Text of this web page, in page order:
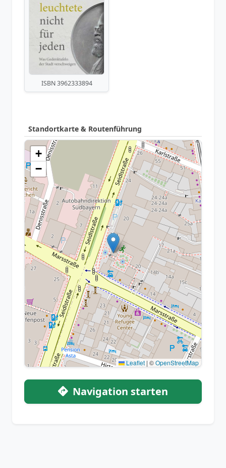
ISBN 3962333894
Standortkarte & Routenführung
+
−
Leaflet | ©OpenStreetMap
Navigation starten